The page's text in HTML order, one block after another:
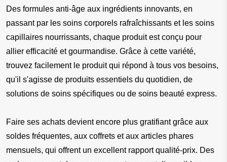
Des formules anti-âge aux ingrédients innovants, en
passant par les soins corporels rafraîchissants et les soins
capillaires nourrissants, chaque produit est conçu pour
allier efficacité et gourmandise. Grâce à cette variété,
trouvez facilement le produit qui répond à tous vos besoins,
qu'il s'agisse de produits essentiels du quotidien, de
solutions de soins spécifiques ou de soins beauté express.
Faire ses achats devient encore plus gratifiant grâce aux
soldes fréquentes, aux coffrets et aux articles phares
mensuels, qui offrent un excellent rapport qualité-prix. Des